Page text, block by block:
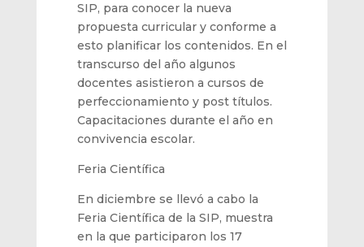
SIP, para conocer la nueva
propuesta curricular y conforme a
esto planificar los contenidos. En el
transcurso del año algunos
docentes asistieron a cursos de
perfeccionamiento y post títulos.
Capacitaciones durante el año en
convivencia escolar.
Feria Científica
En diciembre se llevó a cabo la
Feria Científica de la SIP, muestra
en la que participaron los 17